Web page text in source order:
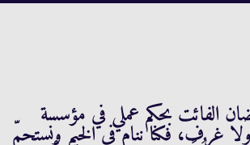
شهر رمضان الفائت بحكم عملي في مؤسسة
غرف، فكنا ننام في الخيم ونستحمّ